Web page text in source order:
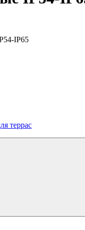
IP65
террас